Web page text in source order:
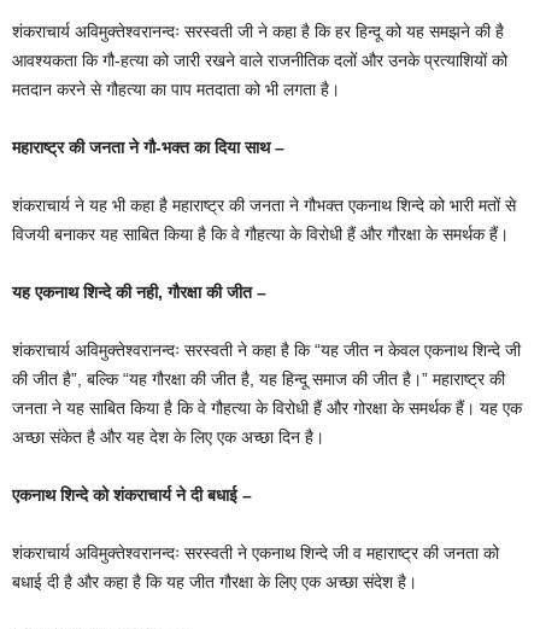
शंकराचार्य अविमुक्तेश्वरानन्दः सरस्वती जी ने कहा है कि हर हिन्दू को यह समझने की है
आवश्यकता कि गौ-हत्या को जारी रखने वाले राजनीतिक दलों और उनके प्रत्याशियों को
मतदान करने से गौहत्या का पाप मतदाता को भी लगता है।
महाराष्ट्र की जनता ने गौ-भक्त का दिया साथ –
शंकराचार्य ने यह भी कहा है महाराष्ट्र की जनता ने गौभक्त एकनाथ शिन्दे को भारी मतों से
विजयी बनाकर यह साबित किया है कि वे गौहत्या के विरोधी हैं और गौरक्षा के समर्थक हैं।
यह एकनाथ शिन्दे की नही, गौरक्षा की जीत –
शंकराचार्य अविमुक्तेश्वरानन्दः सरस्वती ने कहा है कि “यह जीत न केवल एकनाथ शिन्दे जी
की जीत है”, बल्कि “यह गौरक्षा की जीत है, यह हिन्दू समाज की जीत है।” महाराष्ट्र की
जनता ने यह साबित किया है कि वे गौहत्या के विरोधी हैं और गोरक्षा के समर्थक हैं। यह एक
अच्छा संकेत है और यह देश के लिए एक अच्छा दिन है।
एकनाथ शिन्दे को शंकराचार्य ने दी बधाई –
शंकराचार्य अविमुक्तेश्वरानन्दः सरस्वती ने एकनाथ शिन्दे जी व महाराष्ट्र की जनता को
बधाई दी है और कहा है कि यह जीत गौरक्षा के लिए एक अच्छा संदेश है।